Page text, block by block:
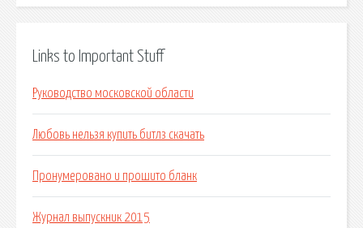
Links to Important Stuff
Руководство московской области
Любовь нельзя купить битлз скачать
Пронумеровано и прошито бланк
Журнал выпускник 2015